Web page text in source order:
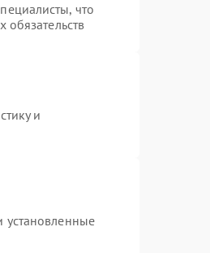
что
обязательств
и
установленные